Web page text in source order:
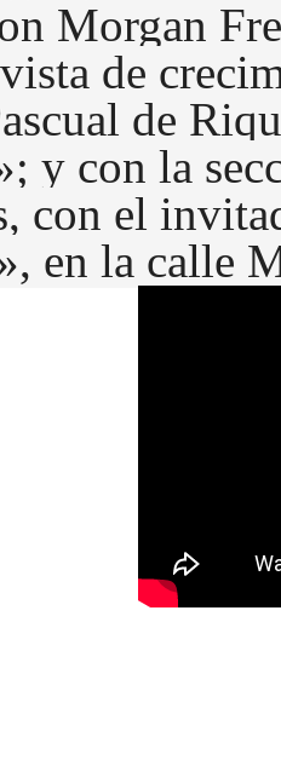
Morgan
de
de
y con la
con el
en la calle